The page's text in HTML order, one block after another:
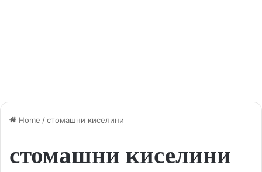
Home /стомашни киселини
стомашни киселини